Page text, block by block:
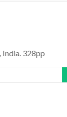
India. 328pp